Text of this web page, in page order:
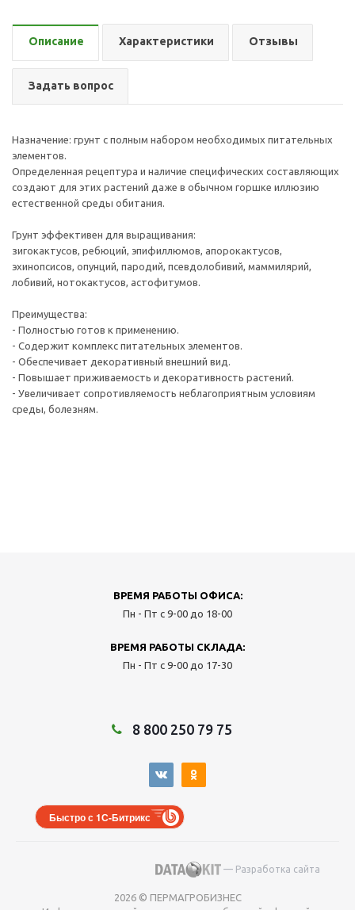
Описание Характеристики Отзывы
Задать вопрос
Назначение: грунт с полным набором необходимых питательных
элементов.
Определенная рецептура и наличие специфических составляющих
создают для этих растений даже в обычном горшке иллюзию
естественной среды обитания.
Грунт эффективен для выращивания:
зигокактусов, ребюций, эпифиллюмов, апорокактусов,
эхинопсисов, опунций, пародий, псевдолобивий, маммилярий,
лобивий, нотокактусов, астофитумов.
Преимущества:
- Полностью готов к применению.
- Содержит комплекс питательных элементов.
- Обеспечивает декоративный внешний вид.
- Повышает приживаемость и декоративность растений.
- Увеличивает сопротивляемость неблагоприятным условиям
среды, болезням.
ВРЕМЯ РАБОТЫ ОФИСА:
Пн - Пт с 9-00 до 18-00
ВРЕМЯ РАБОТЫ СКЛАДА:
Пн - Пт с 9-00 до 17-30
8 800 250 79 75
Быстро с 1С-Битрикс
— Разработка сайта
2026 © ПЕРМАГРОБИЗНЕС